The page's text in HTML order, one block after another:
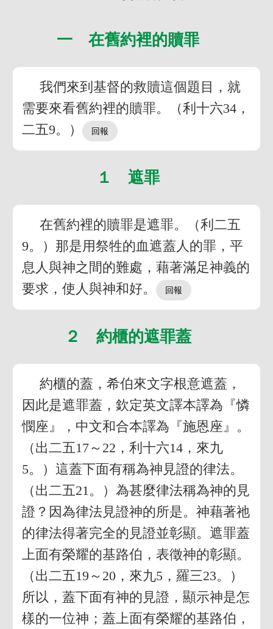
一 在舊約裡的贖罪
我們來到基督的救贖這個題目，就
需要來看舊約裡的贖罪。（利十六34，
二五9。）
１ 遮罪
在舊約裡的贖罪是遮罪。（利二五
9。）那是用祭牲的血遮蓋人的罪，平
息人與神之間的難處，藉著滿足神義的
要求，使人與神和好。
２ 約櫃的遮罪蓋
約櫃的蓋，希伯來文字根意遮蓋，
因此是遮罪蓋，欽定英文譯本譯為『憐
憫座』，中文和合本譯為『施恩座』。
（出二五17～22，利十六14，來九
5。）這蓋下面有稱為神見證的律法。
（出二五21。）為甚麼律法稱為神的見
證？因為律法見證神的所是。神藉著祂
的律法得著完全的見證並彰顯。遮罪蓋
上面有榮耀的基路伯，表徵神的彰顯。
（出二五19～20，來九5，羅三23。）
所以，蓋下面有神的見證，顯示神是怎
樣的一位神；蓋上面有榮耀的基路伯，